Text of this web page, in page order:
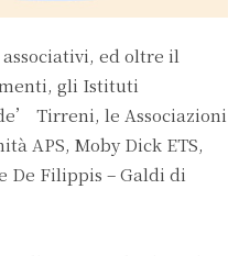
ed oltre il
gli Istituti
Tirreni, le Associazioni
APS, Moby Dick ETS,
De Filippis – Galdi di